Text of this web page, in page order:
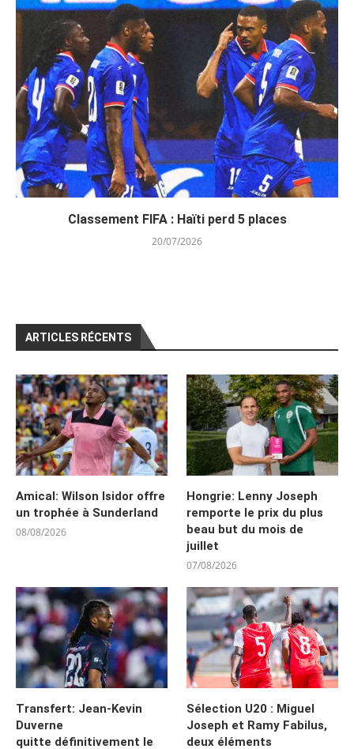
Classement FIFA : Haïti perd 5 places
20/07/2026
ARTICLES RÉCENTS
Amical: Wilson Isidor offre
un trophée à Sunderland
08/08/2026
Hongrie: Lenny Joseph
remporte le prix du plus
beau but du mois de
juillet
07/08/2026
Transfert: Jean-Kevin
Duverne
quitte définitivement le
Sélection U20 : Miguel
Joseph et Ramy Fabilus,
deux éléments